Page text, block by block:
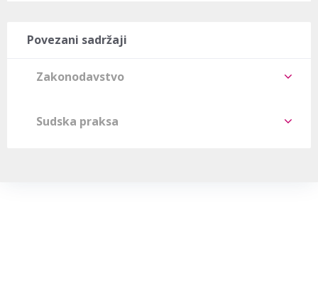
Povezani sadržaji
Zakonodavstvo
Sudska praksa